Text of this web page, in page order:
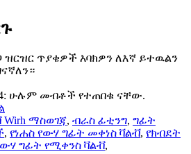
ጥያቄዎች እባክዎን ለእኛ ይተዉልን
ሁሉም መብቶች የተጠበቁ ናቸው.
ማስወገጃ, ብራስ ፊቲንግ, ግፊት
, የነሐስ የውሃ ግፊት መቀነስ ቫልቭ, የክብደት
ግፊት የሚቀንስ ቫልቭ,